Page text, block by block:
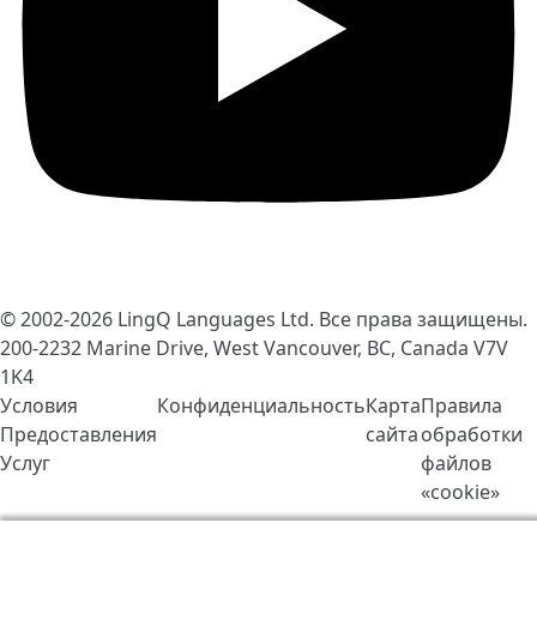
© 2002-2026 LingQ Languages Ltd. Все права защищены.
200-2232 Marine Drive, West Vancouver, BC, Canada V7V
1K4
Условия
Предоставления
Услуг
КонфиденциальностьКарта
сайта
Правила
обработки
файлов
«cookie»